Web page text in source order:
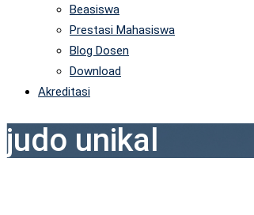
Beasiswa
Prestasi Mahasiswa
Blog Dosen
Download
Akreditasi
judo unikal